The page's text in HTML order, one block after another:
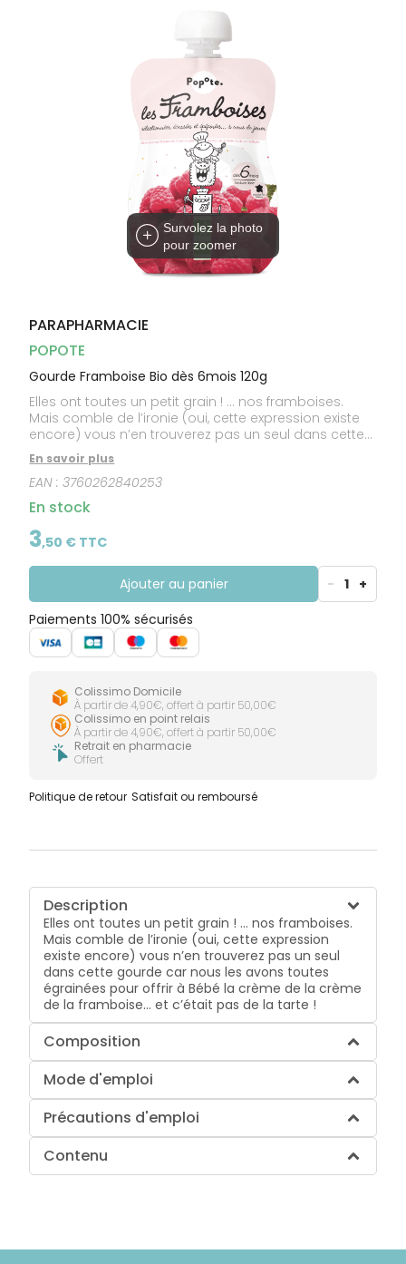
Survolez la photo
pour zoomer
PARAPHARMACIE
POPOTE
Gourde Framboise Bio dès 6mois 120g
Elles ont toutes un petit grain ! … nos framboises.
Mais comble de l’ironie (oui, cette expression existe
encore) vous n’en trouverez pas un seul dans cette
gourde car nous les avons toutes égrainées pour
offrir à Bébé la crème de la crème de la framboise…
et c’était pas de la tarte !
En savoir plus
EAN :3760262840253
En stock
3,50 € TTC
Ajouter au panier - 1 +
Paiements 100% sécurisés
Colissimo Domicile
À partir de 4,90€, offert à partir 50,00€
Colissimo en point relais
À partir de 4,90€, offert à partir 50,00€
Retrait en pharmacie
Offert
Politique de retour Satisfait ou remboursé
Description
Elles ont toutes un petit grain ! … nos framboises.
Mais comble de l’ironie (oui, cette expression
existe encore) vous n’en trouverez pas un seul
dans cette gourde car nous les avons toutes
égrainées pour offrir à Bébé la crème de la crème
de la framboise… et c’était pas de la tarte !
Composition
Mode d'emploi
Précautions d'emploi
Contenu